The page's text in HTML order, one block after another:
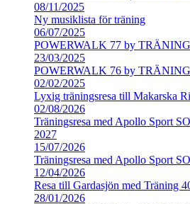
08/11/2025
Ny musiklista för träning
06/07/2025
POWERWALK 77 by
23/03/2025
POWERWALK 76 by
02/02/2025
Lyxig träningsresa till Makarska
02/08/2026
Träningsresa med Apollo Sport
2027
15/07/2026
Träningsresa med Apollo Sport
12/04/2026
Resa till Gardasjön med Träning
28/01/2026